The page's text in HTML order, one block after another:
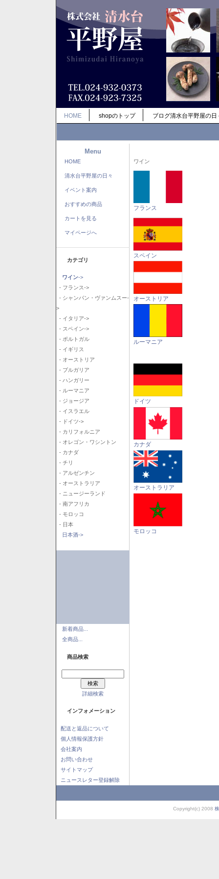
HOME shopのトップ ブログ清水台平野屋の日
Menu
HOME
清水台平野屋の日々
イベント案内
おすすめの商品
カートを見る
マイページへ
カテゴリ
ワイン->
- フランス->
- シャンパン・ヴァンムスー-
>
- イタリア->
- スペイン->
- ポルトガル
- イギリス
- オーストリア
- ブルガリア
- ハンガリー
- ルーマニア
- ジョージア
- イスラエル
- ドイツ->
- カリフォルニア
- オレゴン・ワシントン
- カナダ
- チリ
- アルゼンチン
- オーストラリア
- ニュージーランド
- 南アフリカ
- モロッコ
- 日本
日本酒->
新着商品...
全商品...
商品検索
詳細検索
インフォメーション
配送と返品について
個人情報保護方針
会社案内
お問い合わせ
サイトマップ
ニュースレター登録解除
ワイン
フランス
スペイン
オーストリア
ルーマニア
ドイツ
カナダ
オーストラリア
モロッコ
Copyright(c) 2008